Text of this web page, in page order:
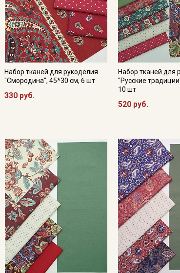
Набор тканей для рукоделия
"Смородина", 45*30 см, 6 шт
330 руб.
Набор тканей для
"Русские
10 шт
520 руб.